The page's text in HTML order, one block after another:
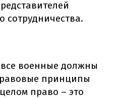
сотрудничества.
все военные должны
принципы
право – это